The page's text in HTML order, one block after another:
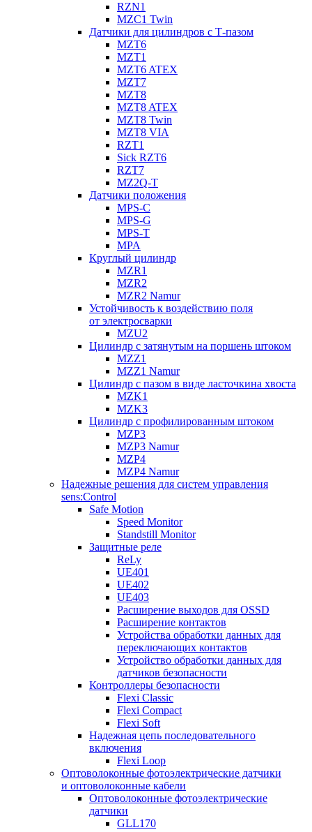
RZN1
MZC1 Twin
Датчики для цилиндров с Т-пазом
MZT6
MZT1
MZT6 ATEX
MZT7
MZT8
MZT8 ATEX
MZT8 Twin
MZT8 VIA
RZT1
Sick RZT6
RZT7
MZ2Q-T
Датчики положения
MPS-C
MPS-G
MPS-T
MPA
Круглый цилиндр
MZR1
MZR2
MZR2 Namur
Устойчивость к воздействию поля
от электросварки
MZU2
Цилиндр с затянутым на поршень штоком
MZZ1
MZZ1 Namur
Цилиндр с пазом в виде ласточкина хвоста
MZK1
MZK3
Цилиндр с профилированным штоком
MZP3
MZP3 Namur
MZP4
MZP4 Namur
Надежные решения для систем управления
sens:Control
Safe Motion
Speed Monitor
Standstill Monitor
Защитные реле
ReLy
UE401
UE402
UE403
Расширение выходов для OSSD
Расширение контактов
Устройства обработки данных для
переключающих контактов
Устройство обработки данных для
датчиков безопасности
Контроллеры безопасности
Flexi Classic
Flexi Compact
Flexi Soft
Надежная цепь последовательного
включения
Flexi Loop
Оптоволоконные фотоэлектрические датчики
и оптоволоконные кабели
Оптоволоконные фотоэлектрические
датчики
GLL170